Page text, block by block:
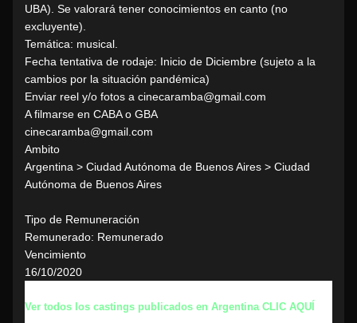
UBA). Se valorará tener conocimientos en canto (no
excluyente).
Temática: musical.
Fecha tentativa de rodaje: Inicio de Diciembre (sujeto a la
cambios por la situación pandémica)
Enviar reel y/o fotos a cinecaramba@gmail.com
A filmarse en CABA o GBA
cinecaramba@gmail.com
Ambito
Argentina > Ciudad Autónoma de Buenos Aires > Ciudad
Autónoma de Buenos Aires
Tipo de Remuneración
Remunerado: Remunerado
Vencimiento
16/10/2020
Ver todos los castings publicados en Argentina CLIC AQUÍ